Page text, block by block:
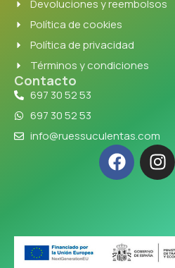
Devoluciones y reembolsos
Política de cookies
Política de privacidad
Términos y condiciones
Contacto
697 30 52 53
697 30 52 53
info@ruessuculentas.com